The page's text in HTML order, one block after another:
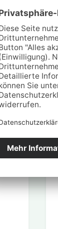
Jeder